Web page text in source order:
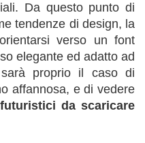
Da questo punto di
tendenze di design, la
verso un font
elegante ed adatto ad
proprio il caso di
affannosa, e di vedere
da scaricare